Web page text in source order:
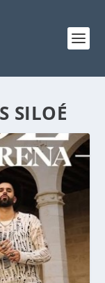
SILOÉ